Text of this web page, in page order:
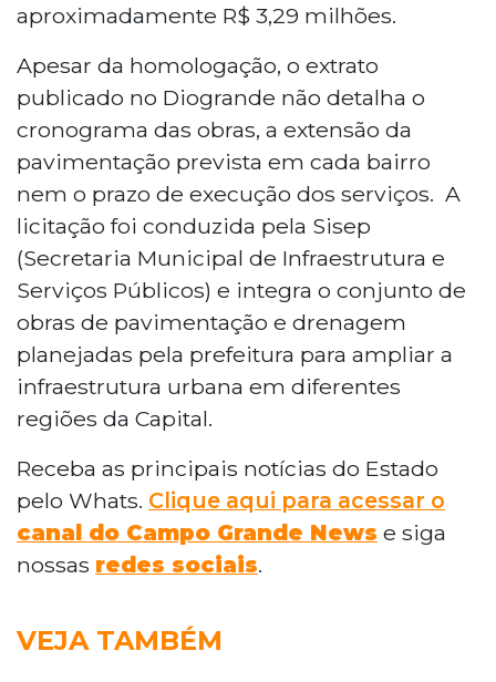
aproximadamente R$ 3,29 milhões.
Apesar da homologação, o extrato
publicado no Diogrande não detalha o
cronograma das obras, a extensão da
pavimentação prevista em cada bairro
nem o prazo de execução dos serviços. A
licitação foi conduzida pela Sisep
(Secretaria Municipal de Infraestrutura e
Serviços Públicos) e integra o conjunto de
obras de pavimentação e drenagem
planejadas pela prefeitura para ampliar a
infraestrutura urbana em diferentes
regiões da Capital.
Receba as principais notícias do Estado
pelo Whats. Clique aqui para acessar o
canal do Campo Grande News e siga
nossas redes sociais.
VEJA TAMBÉM